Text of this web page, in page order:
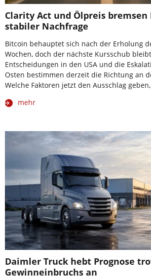
Clarity Act und Ölpreis
stabiler Nachfrage
Bitcoin behauptet sich nach der Erholung
Wochen, doch der nächste Kursschub
Entscheidungen in den USA und die
Osten bestimmen derzeit die Richtung an
Welche Faktoren jetzt den Ausschlag
mehr
Daimler Truck hebt Prognose
Gewinneinbruchs an